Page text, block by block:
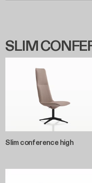
SLIM
Slim conference high